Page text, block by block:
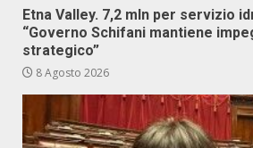
Etna Valley. 7,2 mln per servizio
“Governo Schifani mantiene
strategico”
8 Agosto 2026